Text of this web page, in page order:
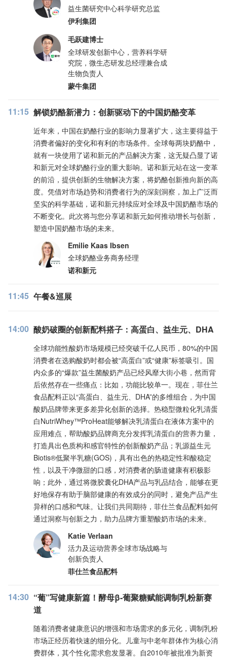
益生菌研究中心科学研究总监
伊利集团
毛跃建博士
全球研发创新中心，营养科学研
究院，微生态研发总经理兼合成
生物负责人
蒙牛集团
11:15 解锁奶酪新潜力：创新驱动下的中国奶酪变革
近年来，中国在奶酪行业的影响力显著扩大，这主要得益于
消费者偏好的变化和有利的市场条件。全球每两块奶酪中，
就有一块使用了诺和新元的产品解决方案，这无疑凸显了诺
和新元对全球奶酪行业的重大影响。诺和新元站在这一变革
的前沿，提供创新的生物解决方案，将奶酪创新推向新的高
度。凭借对市场趋势和消费者行为的深刻洞察，加上广泛而
坚实的科学基础，诺和新元持续应对全球及中国奶酪市场的
不断变化。此次将与您分享诺和新元如何推动增长与创新，
塑造中国奶酪市场的未来。
Emilie Kaas Ibsen
全球奶酪业务商务经理
诺和新元
11:45 午餐&巡展
14:00 酸奶破圈的创新配料搭子：高蛋白、益生元、DHA
全球功能性酸奶市场规模已经突破千亿人民币，80%的中国
消费者在选购酸奶时都会被“高蛋白”或“健康”标签吸引。国
内众多的“爆款”益生菌酸奶产品已经风靡大街小巷，然而背
后依然存在一些痛点：比如，功能比较单一。现在，菲仕兰
食品配料正以“高蛋白、益生元、DHA”的多维组合，为中国
酸奶品牌带来更多差异化创新的选择。热稳型微粒化乳清蛋
白NutriWhey™ProHeat能够解决乳清蛋白在液体方案中的
应用难点，帮助酸奶品牌商充分发挥乳清蛋白的营养力量，
打造具出色质构和感官特性的创新酸奶产品；乳源益生元
Biotis®低聚半乳糖(GOS)，具有出色的热稳定性和酸稳定
性，以及干净微甜的口感，对消费者的肠道健康有积极影
响；此外，通过将微胶囊化DHA产品与乳品结合，能够在更
好地保存有助于脑部健康的有效成分的同时，避免产品产生
异样的口感和气味。让我们共同期待，菲仕兰食品配料如何
通过洞察与创新之力，助力品牌方重塑酸奶市场的未来。
Katie Verlaan
活力及运动营养全球市场战略与
创新负责人
菲仕兰食品配料
14:30 “葡”写健康新篇！酵母β-葡聚糖赋能调制乳粉新赛
道
随着消费者健康意识的增强和市场需求的多元化，调制乳粉
市场正经历着快速的细分化。儿童与中老年群体作为核心消
费群体，其个性化需求愈发显著。自2010年被批准为新资